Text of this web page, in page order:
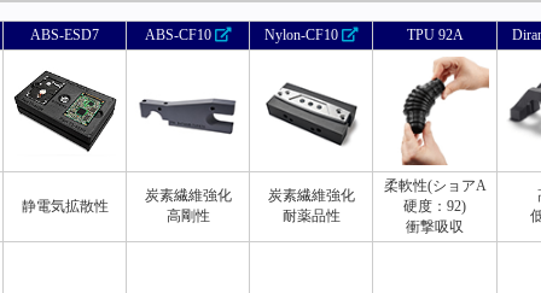
ABS-ESD7 ABS-CF10 Nylon-CF10 TPU 92A
静電気拡散性
炭素繊維強化
高剛性
炭素繊維強化
耐薬品性
柔軟性(ショアA
硬度：92)
衝撃吸収